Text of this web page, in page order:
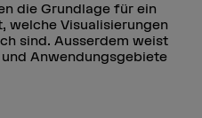
die Grundlage für ein
welche Visualisierungen
sind. Ausserdem weist
Anwendungsgebiete